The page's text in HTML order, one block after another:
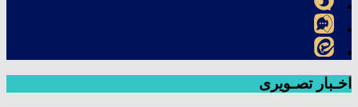
اخـبار تصـویری